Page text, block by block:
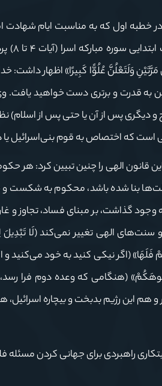
در خطبه اول که به مناسبت ایام
وَلَتَعْلُنَّ عُلُوًّا كَبِيرًا» اظهار داشت:
به قدرت و برتری دست خواهید یافت.
دیگری پس از آن یا حتی پس از اسلام)
که اختصاص به قوم بنی‌اسرائیل یا
قانون الهی را چنین تبیین کرد: هر
بنا شده باشد، محکوم به شکست و
وجود گذاشت، بر مبنای فساد، تجاوز و
الهی تغییر نمی‌کند (لَا
(اگر نیکی کنید به خود می‌کنید و
(هنگامی که وعده دوم فرا
هم این رژیم بدبخت و بیچاره
راهبردی برای جهانی کردن مسئله